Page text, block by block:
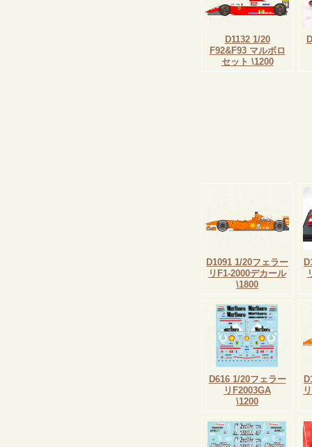
D1132 1/20
F92&F93 マルボロ
セット \1200
D1091 1/20フェラー
リF1-2000デカール
\1800
D616 1/20フェラー
リF2003GA
\1200